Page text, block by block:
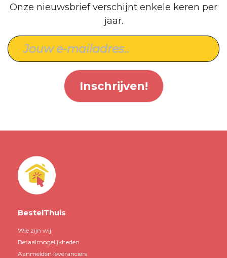
Onze nieuwsbrief verschijnt enkele keren per
jaar.
Inschrijven!
BestelThuis
Wie zijn wij
Betaalmogelijkheden
Aanmelden leveranciers